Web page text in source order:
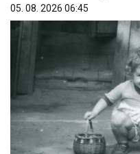
05. 08. 2026 06:45